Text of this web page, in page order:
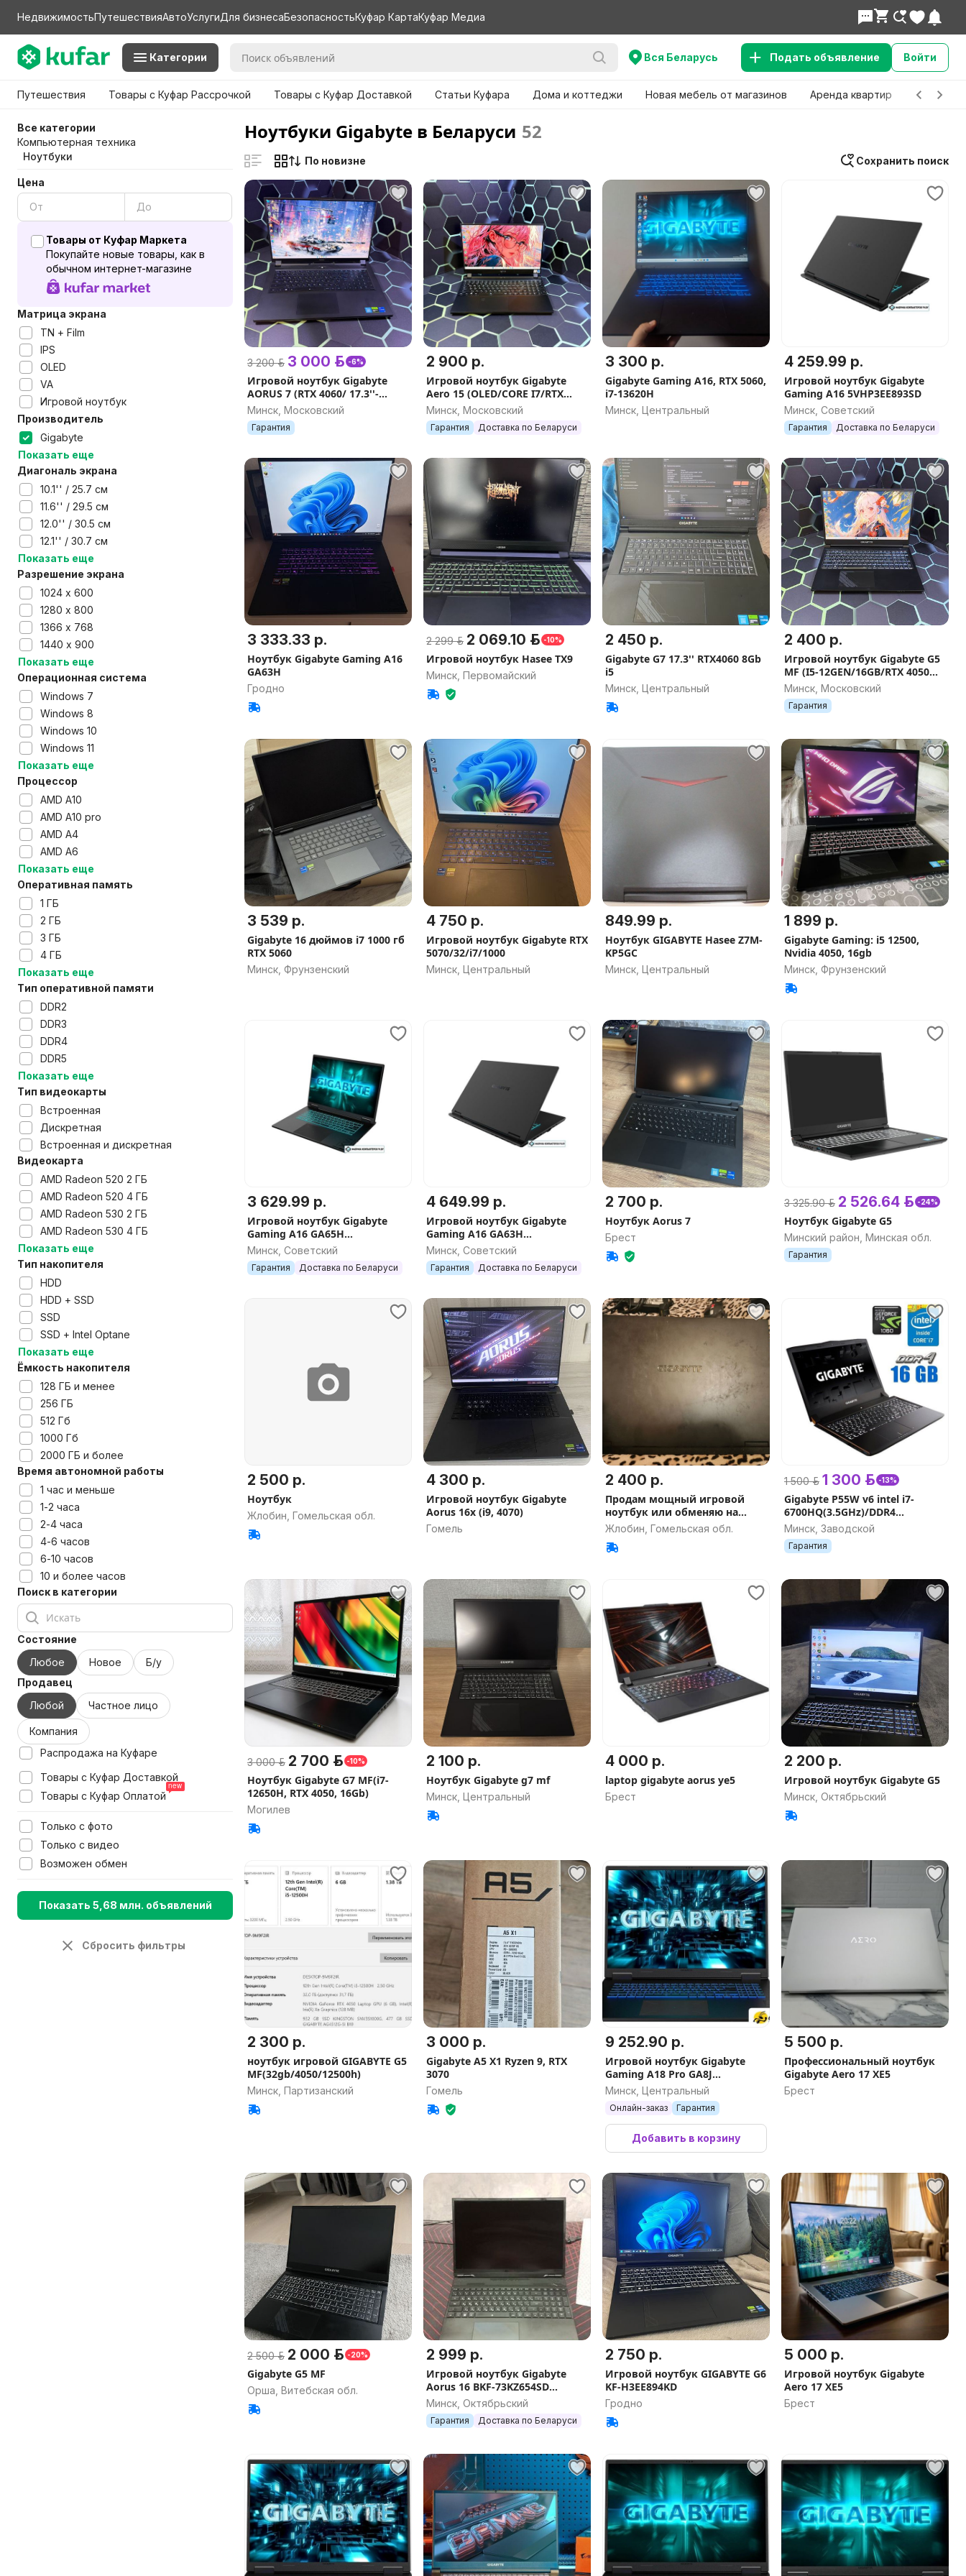
НедвижимостьПутешествияАвтоУслугиДля бизнесаБезопасностьКуфар КартаКуфар Медиа
Категории Вся Беларусь Подать объявление Войти
Путешествия Товары с Куфар Рассрочкой Товары с Куфар Доставкой Статьи Куфара Дома и коттеджи Новая мебель от магазинов Аренда квартир Детские
Все категории
Компьютерная техника
Ноутбуки
Цена
Товары от Куфар Маркета
Покупайте новые товары, как в
обычном интернет-магазине
Матрица экрана
TN + Film
IPS
OLED
VA
Игровой ноутбук
Производитель
Gigabyte
Показать еще
Диагональ экрана
10.1'' / 25.7 см
11.6'' / 29.5 см
12.0'' / 30.5 см
12.1'' / 30.7 см
Показать еще
Разрешение экрана
1024 х 600
1280 х 800
1366 х 768
1440 х 900
Показать еще
Операционная система
Windows 7
Windows 8
Windows 10
Windows 11
Показать еще
Процессор
AMD A10
AMD A10 pro
AMD A4
AMD A6
Показать еще
Оперативная память
1 ГБ
2 ГБ
3 ГБ
4 ГБ
Показать еще
Тип оперативной памяти
DDR2
DDR3
DDR4
DDR5
Показать еще
Тип видеокарты
Встроенная
Дискретная
Встроенная и дискретная
Видеокарта
AMD Radeon 520 2 ГБ
AMD Radeon 520 4 ГБ
AMD Radeon 530 2 ГБ
AMD Radeon 530 4 ГБ
Показать еще
Тип накопителя
HDD
HDD + SSD
SSD
SSD + Intel Optane
Показать еще
Ёмкость накопителя
128 ГБ и менее
256 ГБ
512 Гб
1000 Гб
2000 ГБ и более
Время автономной работы
1 час и меньше
1-2 часа
2-4 часа
4-6 часов
6-10 часов
10 и более часов
Поиск в категории
Состояние
Любое
Новое
Б/у
Продавец
Любой
Частное лицо
Компания
Распродажа на Куфаре
Товары с Куфар Доставкой
Товары с Куфар Оплатой
Только с фото
Только с видео
Возможен обмен
Показать 5,68 млн. объявлений
Сбросить фильтры
Ноутбуки Gigabyte в Беларуси 52
Сохранить поиск
По новизне
3 200 р. 3 000 р. -6%
Игровой ноутбук Gigabyte
AORUS 7 (RTX 4060/ 17.3''-
360Гц/ 16GB)
Минск, Московский
Гарантия
2 900 р.
Игровой ноутбук Gigabyte
Aero 15 (OLED/CORE I7/RTX
3070 8Гб/1 Тб)
Минск, Московский
Гарантия Доставка по Беларуси
3 300 р.
Gigabyte Gaming A16, RTX 5060,
i7-13620H
Минск, Центральный
4 259.99 р.
Игровой ноутбук Gigabyte
Gaming A16 5VHP3EE893SD
Минск, Советский
Гарантия Доставка по Беларуси
3 333.33 р.
Ноутбук Gigabyte Gaming A16
GA63H
Гродно
2 299 р. 2 069.10 р. -10%
Игровой ноутбук Hasee TX9
Минск, Первомайский
2 450 р.
Gigabyte G7 17.3'' RTX4060 8Gb
i5
Минск, Центральный
2 400 р.
Игровой ноутбук Gigabyte G5
MF (I5-12GEN/16GB/RTX 4050
6GB/144Гц)
Минск, Московский
Гарантия
3 539 р.
Gigabyte 16 дюймов i7 1000 гб
RTX 5060
Минск, Фрунзенский
4 750 р.
Игровой ноутбук Gigabyte RTX
5070/32/i7/1000
Минск, Центральный
849.99 р.
Ноутбук GIGABYTE Hasee Z7M-
KP5GC
Минск, Центральный
1 899 р.
Gigabyte Gaming: i5 12500,
Nvidia 4050, 16gb
Минск, Фрунзенский
3 629.99 р.
Игровой ноутбук Gigabyte
Gaming A16 GA65H
5THP3EE893SD
Минск, Советский
Гарантия Доставка по Беларуси
4 649.99 р.
Игровой ноутбук Gigabyte
Gaming A16 GA63H
3WHK3EE894SH
Минск, Советский
Гарантия Доставка по Беларуси
2 700 р.
Ноутбук Aorus 7
Брест
3 325.90 р. 2 526.64 р. -24%
Ноутбук Gigabyte G5
Минский район, Минская обл.
Гарантия
2 500 р.
Ноутбук
Жлобин, Гомельская обл.
4 300 р.
Игровой ноутбук Gigabyte
Aorus 16x (i9, 4070)
Гомель
2 400 р.
Продам мощный игровой
ноутбук или обменяю на
мото
Жлобин, Гомельская обл.
1 500 р. 1 300 р. -13%
Gigabyte P55W v6 intel i7-
6700HQ(3.5GHz)/DDR4
16Gb/SSD
256Gb+500Gb/GeForce GTX1060
6Gb/15.6'' Гар 3м
Минск, Заводской
Гарантия
3 000 р. 2 700 р. -10%
Ноутбук Gigabyte G7 MF(i7-
12650H, RTX 4050, 16Gb)
Могилев
2 100 р.
Ноутбук Gigabyte g7 mf
Минск, Центральный
4 000 р.
laptop gigabyte aorus ye5
Брест
2 200 р.
Игровой ноутбук Gigabyte G5
Минск, Октябрьский
2 300 р.
ноутбук игровой GIGABYTE G5
MF(32gb/4050/12500h)
Минск, Партизанский
3 000 р.
Gigabyte A5 X1 Ryzen 9, RTX
3070
Гомель
9 252.90 р.
Игровой ноутбук Gigabyte
Gaming A18 Pro GA8J
DYJG3KZBC4SD
Минск, Центральный
Онлайн-заказ Гарантия
Добавить в корзину
5 500 р.
Профессиональный ноутбук
Gigabyte Aero 17 XE5
Брест
2 500 р. 2 000 р. -20%
Gigabyte G5 MF
Орша, Витебская обл.
2 999 р.
Игровой ноутбук Gigabyte
Aorus 16 BKF-73KZ654SD
Рассрочка, Гарантия,
Доставка, Самовывоз
Минск, Октябрьский
Гарантия Доставка по Беларуси
2 750 р.
Игровой ноутбук GIGABYTE G6
KF-H3EE894KD
Гродно
5 000 р.
Игровой ноутбук Gigabyte
Aero 17 XE5
Брест